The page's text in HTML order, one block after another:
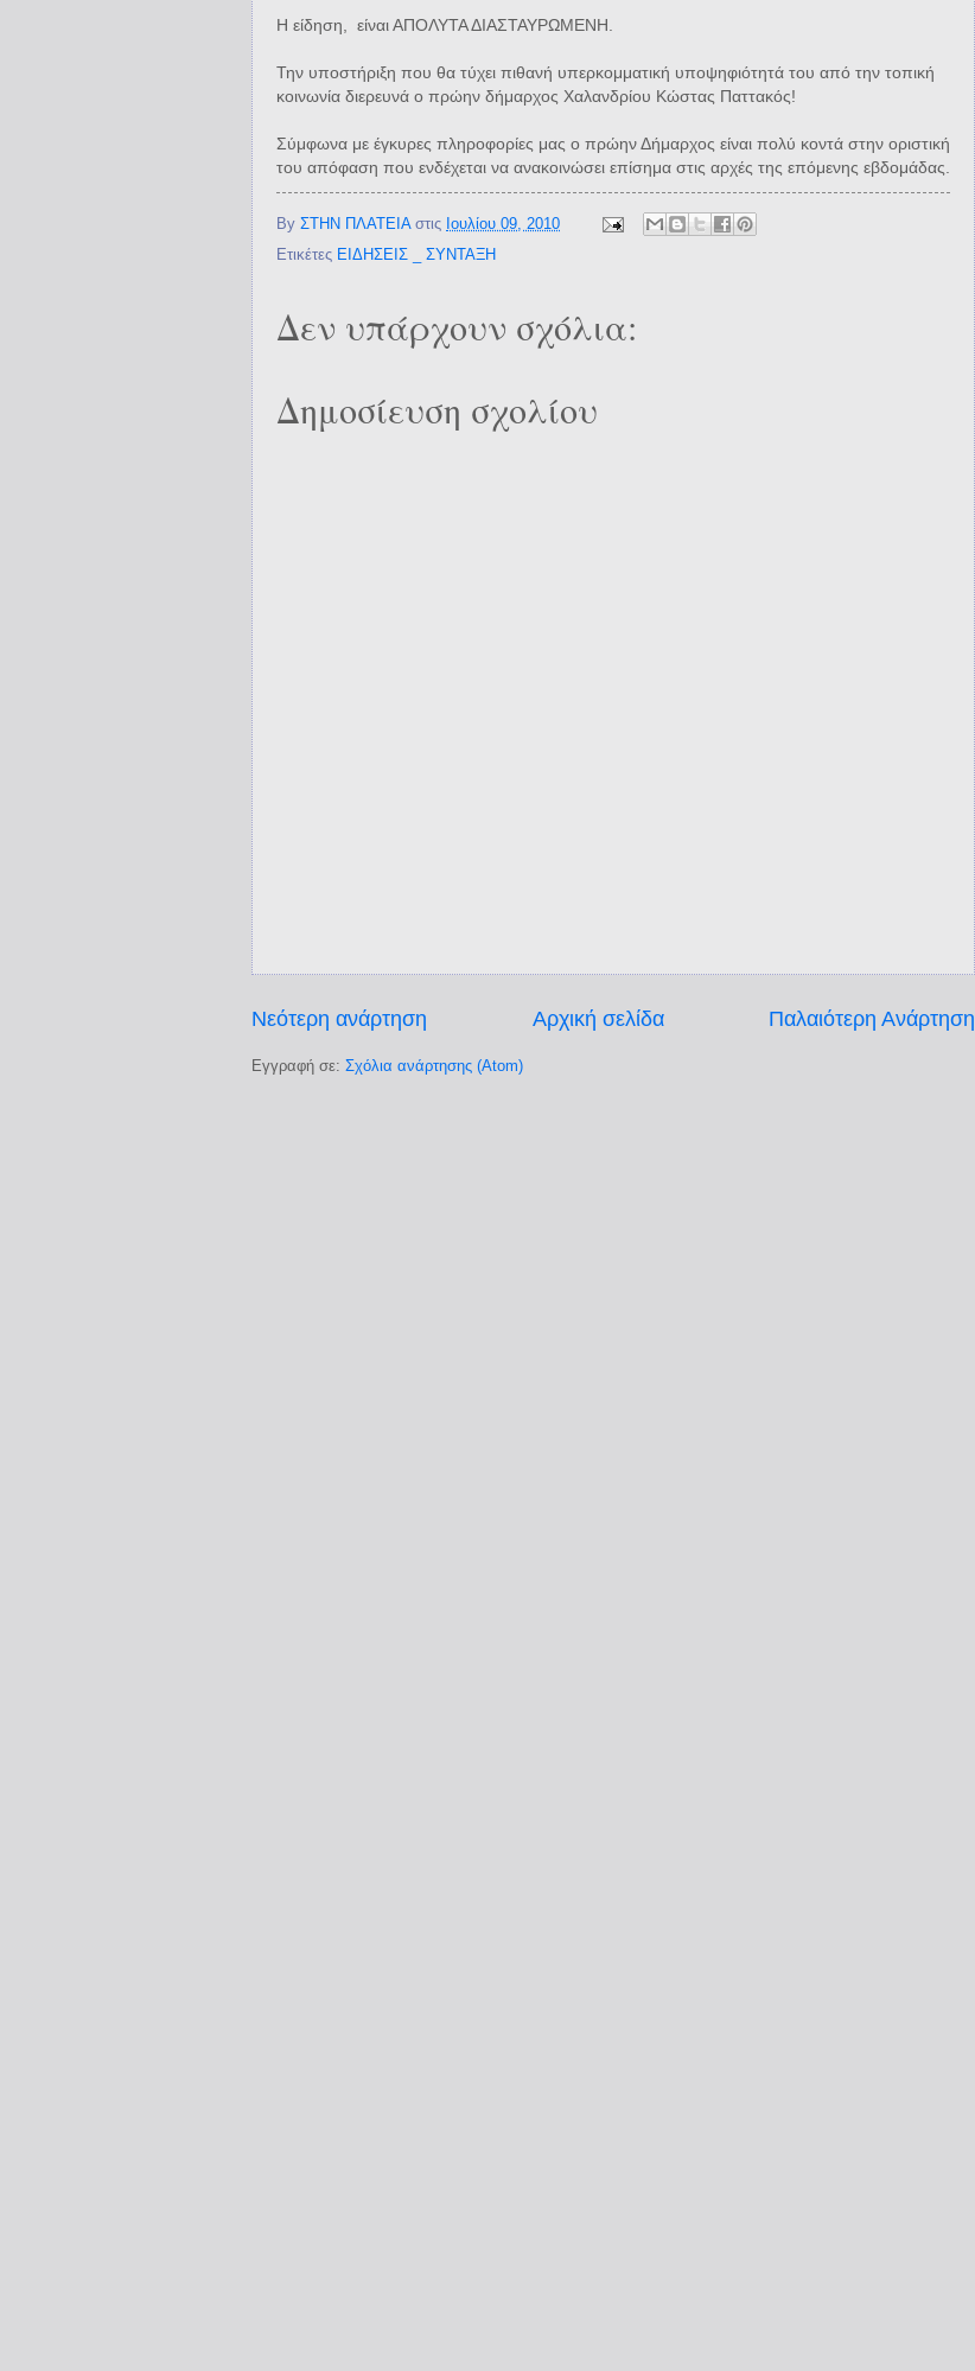
Η είδηση, είναι ΑΠΟΛΥΤΑ ΔΙΑΣΤΑΥΡΩΜΕΝΗ.
Την υποστήριξη που θα τύχει πιθανή υπερκομματική υποψηφιότητά του από την τοπική
κοινωνία διερευνά ο πρώην δήμαρχος Χαλανδρίου Κώστας Παττακός!
Σύμφωνα με έγκυρες πληροφορίες μας ο πρώην Δήμαρχος είναι πολύ κοντά στην οριστική
του απόφαση που ενδέχεται να ανακοινώσει επίσημα στις αρχές της επόμενης εβδομάδας.
By ΣΤΗΝ ΠΛΑΤΕΙΑ στις Ιουλίου 09, 2010
Ετικέτες ΕΙΔΗΣΕΙΣ _ ΣΥΝΤΑΞΗ
Δεν υπάρχουν σχόλια:
Δημοσίευση σχολίου
Νεότερη ανάρτηση Παλαιότερη Ανάρτηση
Αρχική σελίδα
Εγγραφή σε: Σχόλια ανάρτησης (Atom)